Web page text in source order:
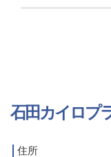
石田カイロプ
住所